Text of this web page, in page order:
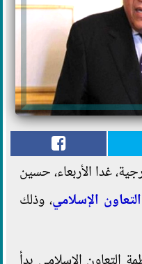
غدا الأربعاء، حسين
الإسلامي، وذلك